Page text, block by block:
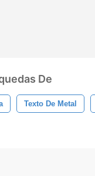
De
Texto De Metal